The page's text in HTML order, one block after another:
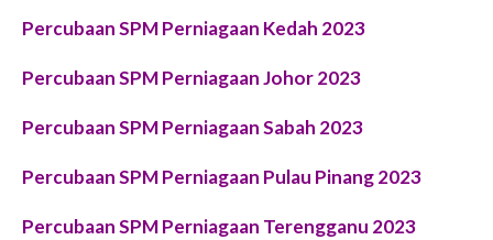
Percubaan SPM Perniagaan Kedah 2023
Percubaan SPM Perniagaan Johor 2023
Percubaan SPM Perniagaan Sabah 2023
Percubaan SPM Perniagaan Pulau Pinang 2023
Percubaan SPM Perniagaan Terengganu 2023